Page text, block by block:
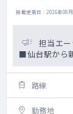
掲載更新日 : 2026年08
担当エ
■仙台駅から
路線
勤務地